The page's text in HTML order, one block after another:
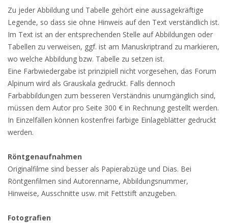
Zu jeder Abbildung und Tabelle gehört eine aussagekräftige
Legende, so dass sie ohne Hinweis auf den Text verständlich ist.
Im Text ist an der entsprechenden Stelle auf Abbildungen oder
Tabellen zu verweisen, ggf. ist am Manuskriptrand zu markieren,
wo welche Abbildung bzw. Tabelle zu setzen ist.
Eine Farbwiedergabe ist prinzipiell nicht vorgesehen, das Forum
Alpinum wird als Grauskala gedruckt. Falls dennoch
Farbabbildungen zum besseren Verständnis unumgänglich sind,
müssen dem Autor pro Seite 300 € in Rechnung gestellt werden.
In Einzelfällen können kostenfrei farbige Einlageblätter gedruckt
werden.
Röntgenaufnahmen
Originalfilme sind besser als Papierabzüge und Dias. Bei
Röntgenfilmen sind Autorenname, Abbildungsnummer,
Hinweise, Ausschnitte usw. mit Fettstift anzugeben.
Fotografien